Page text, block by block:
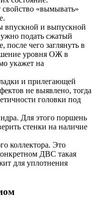
«вымывать»
впускной и выпускной
подать сжатый
после чего заглянуть в
уровня ОЖ в
укажет на
и прилегающей
не выявлено, тогда
головки под
Для этого поршень
стенки на наличие
коллектора. Это
ДВС такая
для уплотнения